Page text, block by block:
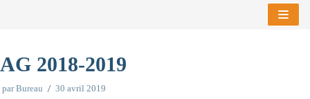
contenu
AG 2018-2019
parBureau 30 avril 2019